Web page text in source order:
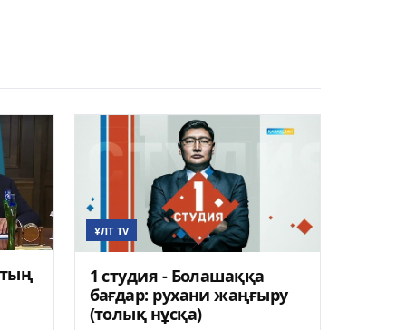
ҰЛТ TV
1 студия - Болашаққа
бағдар: рухани жаңғыру
(толық нұсқа)